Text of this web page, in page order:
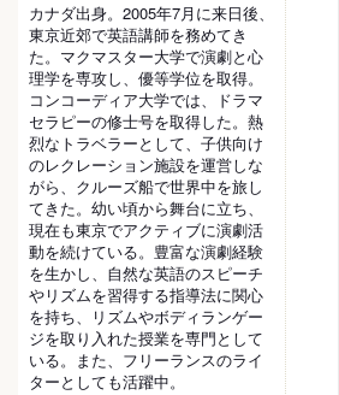
カナダ出身。2005年7月に来日後、
東京近郊で英語講師を務めてき
た。マクマスター大学で演劇と心
理学を専攻し、優等学位を取得。
コンコーディア大学では、ドラマ
セラピーの修士号を取得した。熱
烈なトラベラーとして、子供向け
のレクレーション施設を運営しな
がら、クルーズ船で世界中を旅し
てきた。幼い頃から舞台に立ち、
現在も東京でアクティブに演劇活
動を続けている。豊富な演劇経験
を生かし、自然な英語のスピーチ
やリズムを習得する指導法に関心
を持ち、リズムやボディランゲー
ジを取り入れた授業を専門として
いる。また、フリーランスのライ
ターとしても活躍中。